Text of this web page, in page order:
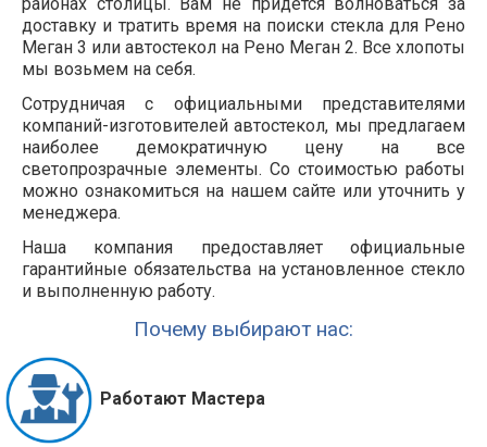
доставку и тратить время на поиски стекла для Рено
Меган 3 или автостекол на Рено Меган 2. Все хлопоты
мы возьмем на себя.
Сотрудничая с официальными представителями
компаний-изготовителей автостекол, мы предлагаем
наиболее демократичную цену на все
светопрозрачные элементы. Со стоимостью работы
можно ознакомиться на нашем сайте или уточнить у
менеджера.
Наша компания предоставляет официальные
гарантийные обязательства на установленное стекло
и выполненную работу.
Почему выбирают нас:
Работают Мастера